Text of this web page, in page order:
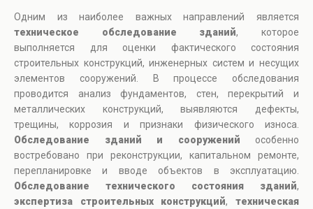
Одним из наиболее важных направлений является
техническое обследование зданий, которое
выполняется для оценки фактического состояния
строительных конструкций, инженерных систем и несущих
элементов сооружений. В процессе обследования
проводится анализ фундаментов, стен, перекрытий и
металлических конструкций, выявляются дефекты,
трещины, коррозия и признаки физического износа.
Обследование зданий и сооружений особенно
востребовано при реконструкции, капитальном ремонте,
перепланировке и вводе объектов в эксплуатацию.
Обследование технического состояния зданий,
экспертиза строительных конструкций,техническая